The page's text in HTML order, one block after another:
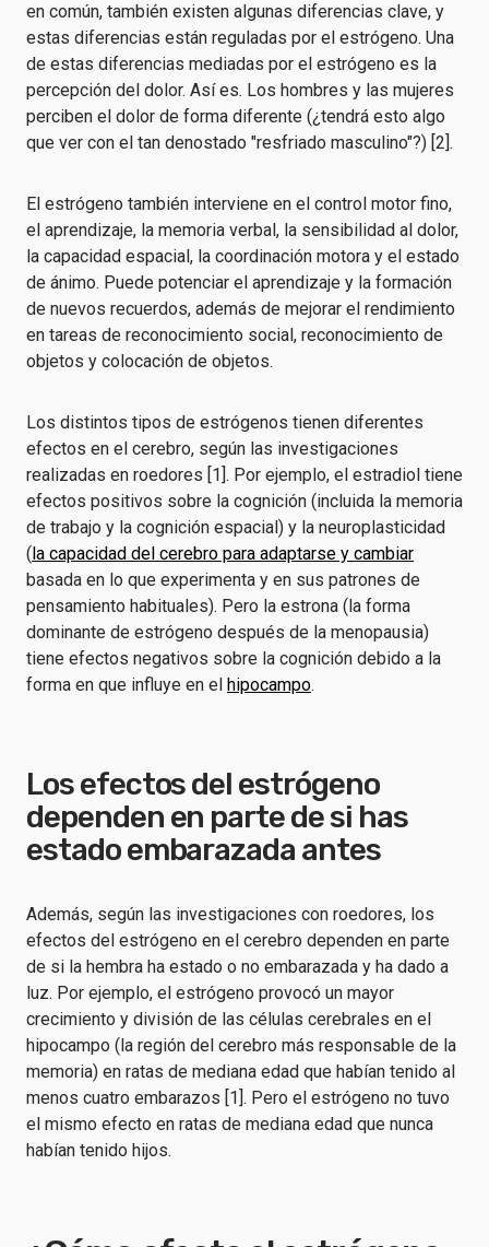
en común, también existen algunas diferencias clave, y
estas diferencias están reguladas por el estrógeno. Una
de estas diferencias mediadas por el estrógeno es la
percepción del dolor. Así es. Los hombres y las mujeres
perciben el dolor de forma diferente (¿tendrá esto algo
que ver con el tan denostado "resfriado masculino"?) [2].
El estrógeno también interviene en el control motor fino,
el aprendizaje, la memoria verbal, la sensibilidad al dolor,
la capacidad espacial, la coordinación motora y el estado
de ánimo. Puede potenciar el aprendizaje y la formación
de nuevos recuerdos, además de mejorar el rendimiento
en tareas de reconocimiento social, reconocimiento de
objetos y colocación de objetos.
Los distintos tipos de estrógenos tienen diferentes
efectos en el cerebro, según las investigaciones
realizadas en roedores [1]. Por ejemplo, el estradiol tiene
efectos positivos sobre la cognición (incluida la memoria
de trabajo y la cognición espacial) y la neuroplasticidad
(la capacidad del cerebro para adaptarse y cambiar
basada en lo que experimenta y en sus patrones de
pensamiento habituales). Pero la estrona (la forma
dominante de estrógeno después de la menopausia)
tiene efectos negativos sobre la cognición debido a la
forma en que influye en el hipocampo.
Los efectos del estrógeno
dependen en parte de si has
estado embarazada antes
Además, según las investigaciones con roedores, los
efectos del estrógeno en el cerebro dependen en parte
de si la hembra ha estado o no embarazada y ha dado a
luz. Por ejemplo, el estrógeno provocó un mayor
crecimiento y división de las células cerebrales en el
hipocampo (la región del cerebro más responsable de la
memoria) en ratas de mediana edad que habían tenido al
menos cuatro embarazos [1]. Pero el estrógeno no tuvo
el mismo efecto en ratas de mediana edad que nunca
habían tenido hijos.